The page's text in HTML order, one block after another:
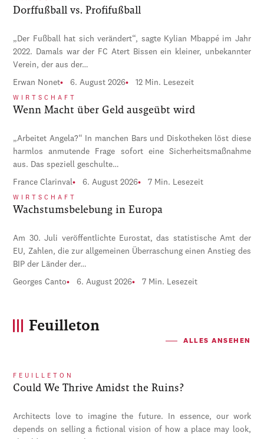
Dorffußball vs. Profifußball
„Der Fußball hat sich verändert“, sagte Kylian Mbappé im Jahr
2022. Damals war der FC Atert Bissen ein kleiner, unbekannter
Verein, der aus der…
Erwan Nonet 6. August 2026 12 Min. Lesezeit
WIRTSCHAFT
Wenn Macht über Geld ausgeübt wird
„Arbeitet Angela?“ In manchen Bars und Diskotheken löst diese
harmlos anmutende Frage sofort eine Sicherheitsmaßnahme
aus. Das speziell geschulte…
France Clarinval 6. August 2026 7 Min. Lesezeit
WIRTSCHAFT
Wachstumsbelebung in Europa
Am 30. Juli veröffentlichte Eurostat, das statistische Amt der
EU, Zahlen, die zur allgemeinen Überraschung einen Anstieg des
BIP der Länder der…
Georges Canto 6. August 2026 7 Min. Lesezeit
Feuilleton
ALLES ANSEHEN
FEUILLETON
Could We Thrive Amidst the Ruins?
Architects love to imagine the future. In essence, our work
depends on selling a fictional vision of how a place may look,